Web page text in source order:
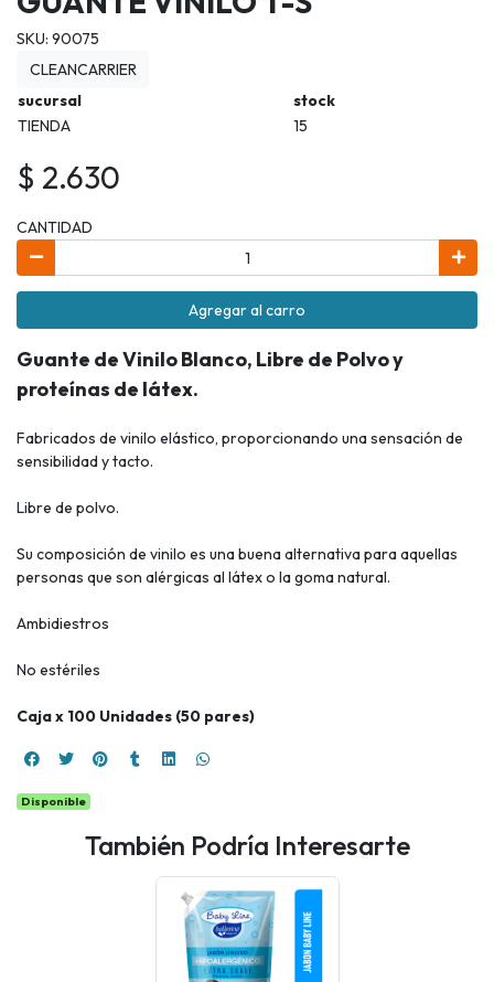
SKU: 90075
CLEANCARRIER
sucursal
stock
TIENDA
15
$ 2.630
CANTIDAD
Agregar al carro
Guante de Vinilo Blanco, Libre de Polvo y
proteínas de látex.
Fabricados de vinilo elástico, proporcionando una sensación de
sensibilidad y tacto.
Libre de polvo.
Su composición de vinilo es una buena alternativa para aquellas
personas que son alérgicas al látex o la goma natural.
Ambidiestros
No estériles
Caja x 100 Unidades (50 pares)
Disponible
También Podría Interesarte